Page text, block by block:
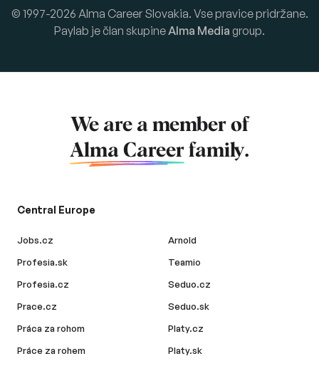
© 1997-2026 Alma Career Slovakia. Vse pravice pridržane.
Paylab je član skupineAlma Media group.
We are a member of
Alma Career family.
Central Europe
Jobs.cz
Profesia.sk
Profesia.cz
Prace.cz
Práca za rohom
Práce za rohem
Arnold
Teamio
Seduo.cz
Seduo.sk
Platy.cz
Platy.sk